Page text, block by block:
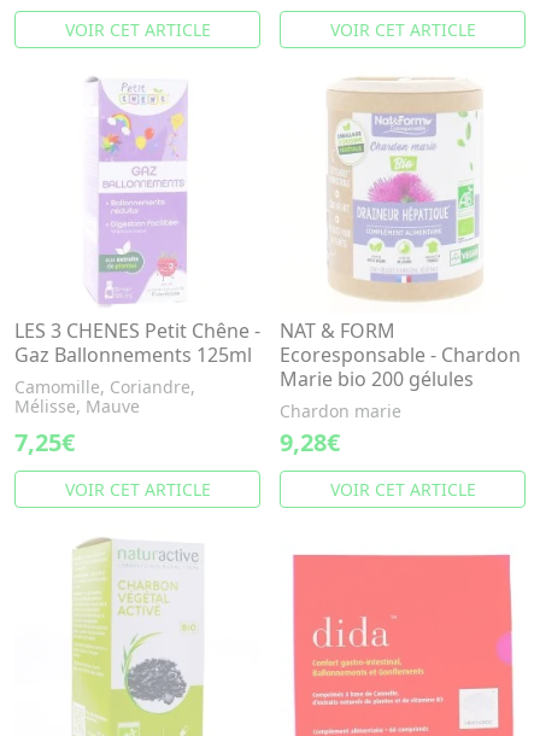
VOIR CET ARTICLE VOIR CET ARTICLE
LES 3 CHENES Petit Chêne -
Gaz Ballonnements 125ml
Camomille, Coriandre,
Mélisse, Mauve
7,25€
VOIR CET ARTICLE
NAT & FORM
Ecoresponsable - Chardon
Marie bio 200 gélules
Chardon marie
9,28€
VOIR CET ARTICLE